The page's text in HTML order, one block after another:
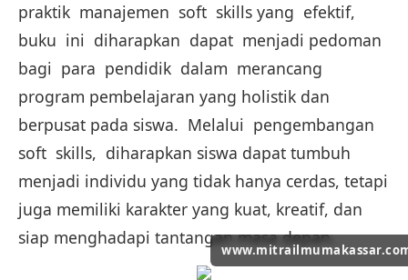
praktik manajemen soft skills yang efektif,
buku ini diharapkan dapat menjadi pedoman
bagi para pendidik dalam merancang
program pembelajaran yang holistik dan
berpusat pada siswa. Melalui pengembangan
soft skills, diharapkan siswa dapat tumbuh
menjadi individu yang tidak hanya cerdas, tetapi
juga memiliki karakter yang kuat, kreatif, dan
siap menghadapi tantangan masa depan.